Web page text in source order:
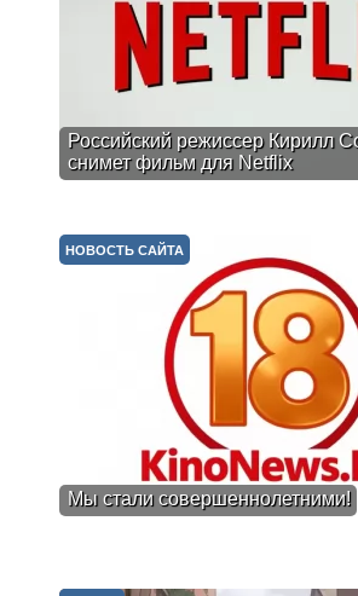
Российский режиссер Кирилл
снимет фильм для Netflix
Мы стали совершеннолетними!
НОВОСТЬ САЙТА